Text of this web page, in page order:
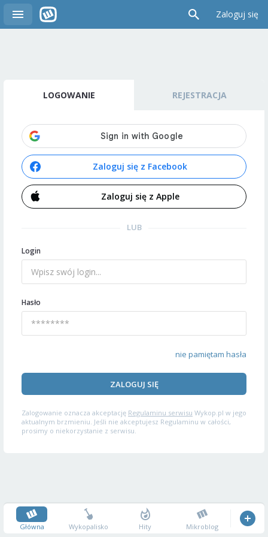
Zaloguj się
LOGOWANIE REJESTRACJA
Zaloguj się z Facebook
Zaloguj się z Apple
LUB
Login
Hasło
nie pamiętam hasła
ZALOGUJ SIĘ
Zalogowanie oznacza akceptację Regulaminu serwisu Wykop.pl w jego
aktualnym brzmieniu. Jeśli nie akceptujesz Regulaminu w całości,
prosimy o niekorzystanie z serwisu.
Główna Wykopalisko Hity Mikroblog